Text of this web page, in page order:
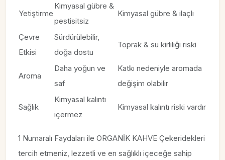
Yetiştirme
Kimyasal gübre &
pestisitsiz
Kimyasal gübre & ilaçlı
Çevre
Etkisi
Sürdürülebilir,
doğa dostu
Toprak & su kirliliği riski
Aroma
Daha yoğun ve
saf
Katkı nedeniyle aromada
değişim olabilir
Sağlık
Kimyasal kalıntı
içermez
Kimyasal kalıntı riski vardır
1 Numaralı Faydaları ile ORGANİK KAHVE Çekeridekleri
tercih etmeniz, lezzetli ve en sağlıklı içeceğe sahip